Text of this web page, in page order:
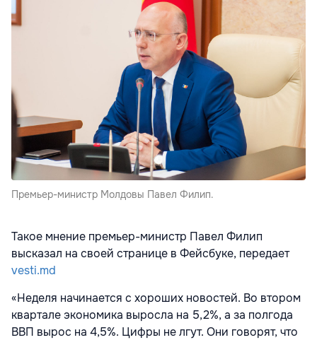
Премьер-министр Молдовы Павел Филип.
Такое мнение премьер-министр Павел Филип
высказал на своей странице в Фейсбуке, передает
vesti.md
«Неделя начинается с хороших новостей. Во втором
квартале экономика выросла на 5,2%, а за полгода
ВВП вырос на 4,5%. Цифры не лгут. Они говорят, что